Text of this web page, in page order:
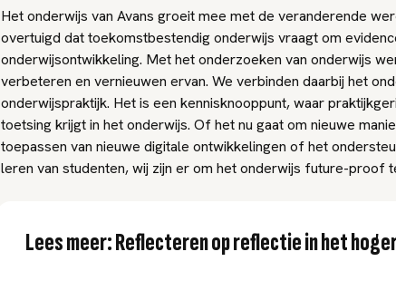
Het onderwijs van Avans groeit mee met de veranderende
overtuigd dat toekomstbestendig onderwijs vraagt om
onderwijsontwikkeling. Met het onderzoeken van onderwijs
verbeteren en vernieuwen ervan. We verbinden daarbij het
onderwijspraktijk. Het is een kennisknooppunt, waar
toetsing krijgt in het onderwijs. Of het nu gaat om nieuwe
toepassen van nieuwe digitale ontwikkelingen of het
leren van studenten, wij zijn er om het onderwijs future-proof
Lees meer: Reflecteren op reflectie in het